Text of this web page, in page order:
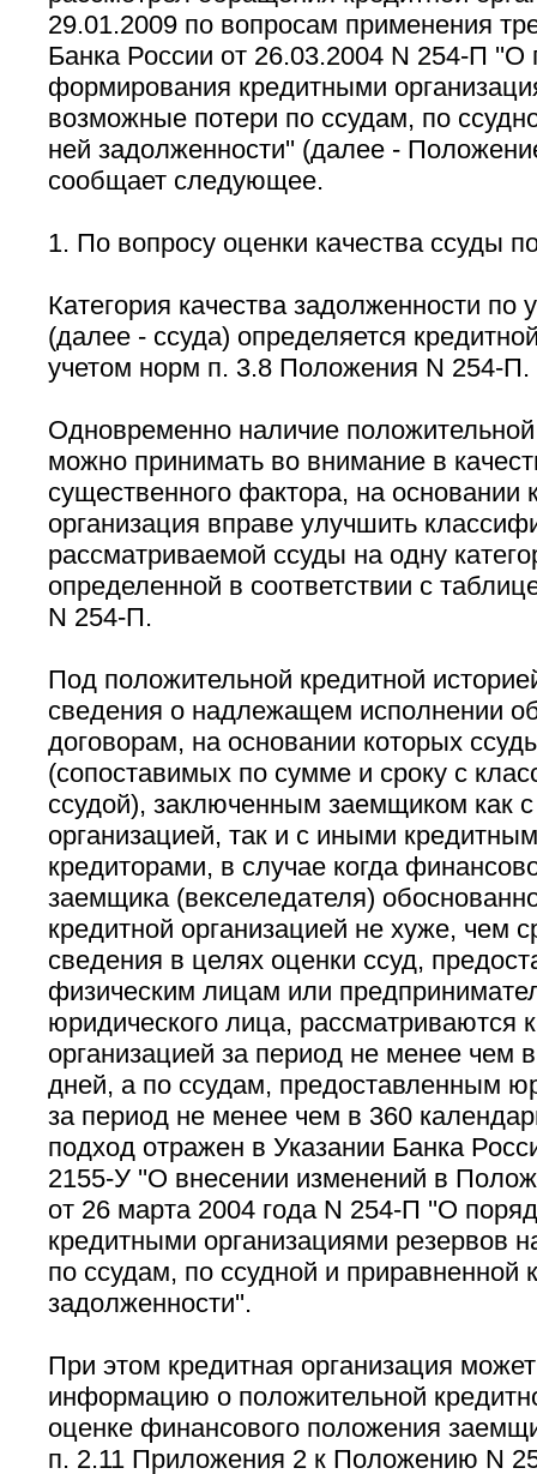
29.01.2009 по вопросам применения
Банка России от 26.03.2004 N 254-П ''О
формирования кредитными
возможные потери по ссудам, по
ней задолженности'' (далее -
сообщает следующее.
1. По вопросу оценки качества ссуды
Категория качества задолженности по
(далее - ссуда) определяется
учетом норм п. 3.8 Положения N 254-П.
Одновременно наличие положительной
можно принимать во внимание в
существенного фактора, на основании
организация вправе улучшить
рассматриваемой ссуды на одну
определенной в соответствии с
N 254-П.
Под положительной кредитной
сведения о надлежащем исполнении
договорам, на основании которых
(сопоставимых по сумме и сроку с
ссудой), заключенным заемщиком как
организацией, так и с иными
кредиторами, в случае когда
заемщика (векселедателя)
кредитной организацией не хуже, чем
сведения в целях оценки ссуд,
физическим лицам или
юридического лица, рассматриваются
организацией за период не менее чем
дней, а по ссудам, предоставленным
за период не менее чем в 360
подход отражен в Указании Банка
2155-У ''О внесении изменений в
от 26 марта 2004 года N 254-П ''О
кредитными организациями резервов
по ссудам, по ссудной и приравненной
задолженности''.
При этом кредитная организация
информацию о положительной
оценке финансового положения
п. 2.11 Приложения 2 к Положению N